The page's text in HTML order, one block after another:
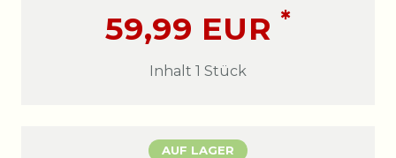
59,99 EUR *
Inhalt 1 Stück
AUF LAGER